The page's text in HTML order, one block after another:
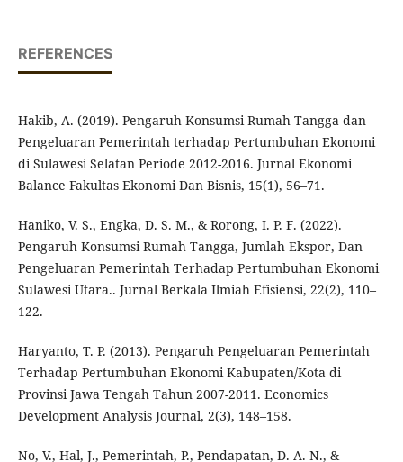
REFERENCES
Hakib, A. (2019). Pengaruh Konsumsi Rumah Tangga dan
Pengeluaran Pemerintah terhadap Pertumbuhan Ekonomi
di Sulawesi Selatan Periode 2012-2016. Jurnal Ekonomi
Balance Fakultas Ekonomi Dan Bisnis, 15(1), 56–71.
Haniko, V. S., Engka, D. S. M., & Rorong, I. P. F. (2022).
Pengaruh Konsumsi Rumah Tangga, Jumlah Ekspor, Dan
Pengeluaran Pemerintah Terhadap Pertumbuhan Ekonomi
Sulawesi Utara.. Jurnal Berkala Ilmiah Efisiensi, 22(2), 110–
122.
Haryanto, T. P. (2013). Pengaruh Pengeluaran Pemerintah
Terhadap Pertumbuhan Ekonomi Kabupaten/Kota di
Provinsi Jawa Tengah Tahun 2007-2011. Economics
Development Analysis Journal, 2(3), 148–158.
No, V., Hal, J., Pemerintah, P., Pendapatan, D. A. N., &